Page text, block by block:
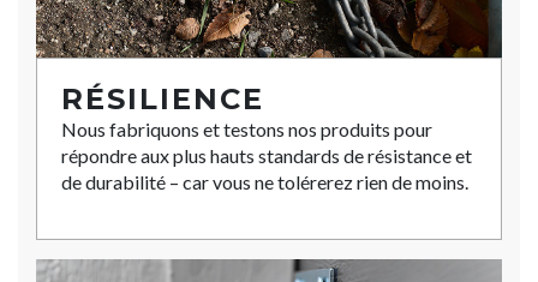
RÉSILIENCE
Nous fabriquons et testons nos produits pour
répondre aux plus hauts standards de résistance et
de durabilité – car vous ne tolérerez rien de moins.